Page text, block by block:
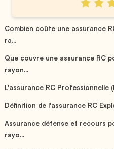
Combien coûte une assurance
ra...
Que couvre une assurance RC
rayon...
L'assurance RC Professionnelle
Définition de l'assurance RC
Assurance défense et recours
rayo...